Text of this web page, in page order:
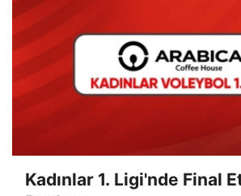
Kadınlar 1. Ligi'nde Final